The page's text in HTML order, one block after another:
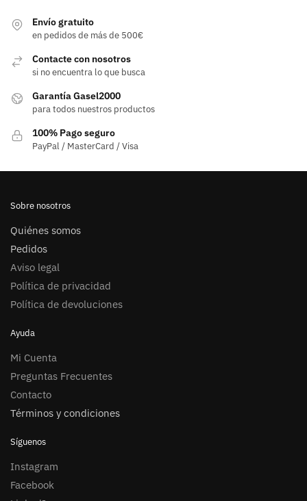
en
Envío gratuito
en pedidos de más de 500€
Contacte con nosotros
si no encuentra lo que busca
Garantía Gasel2000
para todos nuestros productos
100% Pago seguro
PayPal / MasterCard / Visa
Sobre nosotros
Quiénes somos
Pedidos
Aviso legal
Política de privacidad
Política de devoluciones
Ayuda
Mi Cuenta
Preguntas Frecuentes
Contacto
Términos y condiciones
Síguenos
Instagram
Facebook